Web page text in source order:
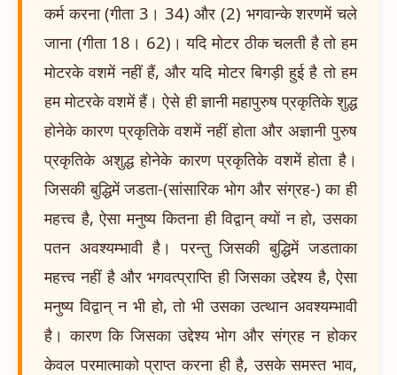
कर्म करना (गीता 3। 34) और (2) भगवान्के शरणमें चले
जाना (गीता 18। 62)। यदि मोटर ठीक चलती है तो हम
मोटरके वशमें नहीं हैं, और यदि मोटर बिगड़ी हुई है तो हम
हम मोटरके वशमें हैं। ऐसे ही ज्ञानी महापुरुष प्रकृतिके शुद्ध
होनेके कारण प्रकृतिके वशमें नहीं होता और अज्ञानी पुरुष
प्रकृतिके अशुद्ध होनेके कारण प्रकृतिके वशमें होता है।
जिसकी बुद्धिमें जडता-(सांसारिक भोग और संग्रह-) का ही
महत्त्व है, ऐसा मनुष्य कितना ही विद्वान् क्यों न हो, उसका
पतन अवश्यम्भावी है। परन्तु जिसकी बुद्धिमें जडताका
महत्त्व नहीं है और भगवत्प्राप्ति ही जिसका उद्देश्य है, ऐसा
मनुष्य विद्वान् न भी हो, तो भी उसका उत्थान अवश्यम्भावी
है। कारण कि जिसका उद्देश्य भोग और संग्रह न होकर
केवल परमात्माको प्राप्त करना ही है, उसके समस्त भाव,